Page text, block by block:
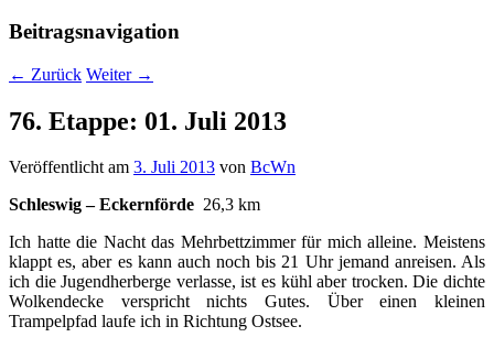
Beitragsnavigation
← Zurück Weiter →
76. Etappe: 01. Juli 2013
Veröffentlicht am 3. Juli 2013 von BcWn
Schleswig – Eckernförde 26,3 km
Ich hatte die Nacht das Mehrbettzimmer für mich alleine. Meistens
klappt es, aber es kann auch noch bis 21 Uhr jemand anreisen. Als
ich die Jugendherberge verlasse, ist es kühl aber trocken. Die dichte
Wolkendecke verspricht nichts Gutes. Über einen kleinen
Trampelpfad laufe ich in Richtung Ostsee.